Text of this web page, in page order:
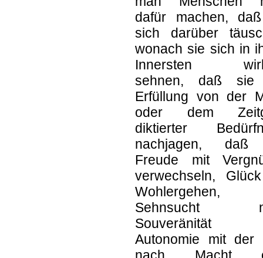
dafür machen,
sich darüber
wonach sie sich in
Innersten
sehnen, daß sie
Erfüllung von der
oder dem
diktierter
nachjagen,
Freude mit
verwechseln,
Wohlergehen,
Sehnsucht
Souveränität
Autonomie mit der
nach Macht